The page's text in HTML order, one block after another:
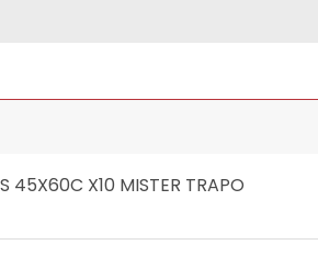
45X60C X10 MISTER TRAPO